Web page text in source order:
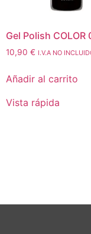
Gel Polish COLOR
10,90 € I.V.A NO
Añadir al carrito
Vista rápida